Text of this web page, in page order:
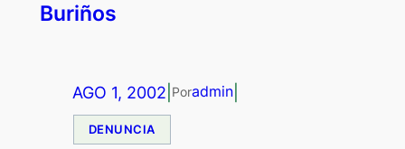
Buriños
AGO 1, 2002 Poradmin|
DENUNCIA